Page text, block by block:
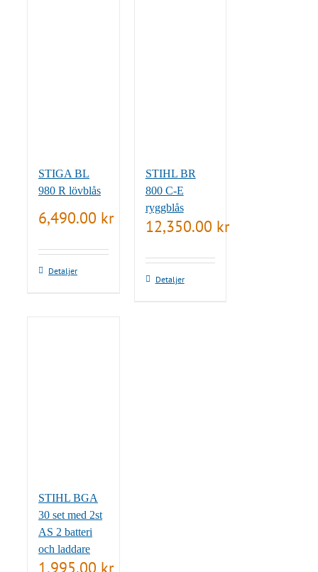
STIGA BL
980 R lövblås
6,490.00 kr
Detaljer
STIHL BR
800 C-E
ryggblås
12,350.00 kr
Detaljer
STIHL BGA
30 set med 2st
AS 2 batteri
och laddare
1,995.00 kr